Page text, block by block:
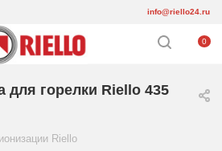
info@riello24.ru
0
для горелки Riello 435
Riello